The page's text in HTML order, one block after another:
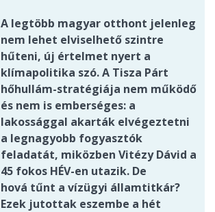
A legtöbb magyar otthont jelenleg
nem lehet elviselhető szintre
hűteni, új értelmet nyert a
klímapolitika szó. A Tisza Párt
hőhullám-stratégiája nem működő
és nem is emberséges: a
lakossággal akarták elvégeztetni
a legnagyobb fogyasztók
feladatát, miközben Vitézy Dávid a
45 fokos HÉV-en utazik. De
hová tűnt a vízügyi államtitkár?
Ezek jutottak eszembe a hét